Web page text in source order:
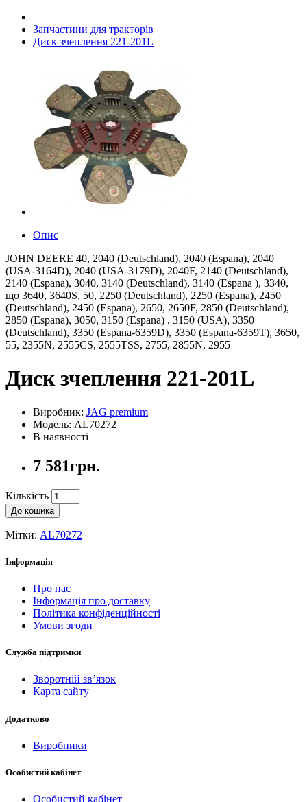
Запчастини для тракторів
Диск зчеплення 221-201L
Опис
JOHN DEERE 40, 2040 (Deutschland), 2040 (Espana), 2040
(USA-3164D), 2040 (USA-3179D), 2040F, 2140 (Deutschland),
2140 (Espana), 3040, 3140 (Deutschland), 3140 (Espana ), 3340,
що 3640, 3640S, 50, 2250 (Deutschland), 2250 (Espana), 2450
(Deutschland), 2450 (Espana), 2650, 2650F, 2850 (Deutschland),
2850 (Espana), 3050, 3150 (Espana) , 3150 (USA), 3350
(Deutschland), 3350 (Espana-6359D), 3350 (Espana-6359T), 3650,
55, 2355N, 2555CS, 2555TSS, 2755, 2855N, 2955
Диск зчеплення 221-201L
Виробник: JAG premium
Модель: AL70272
В наявності
7 581грн.
Кількість
До кошика
Мітки: AL70272
Інформація
Про нас
Інформація про доставку
Політика конфіденційності
Умови згоди
Служба підтримки
Зворотній зв’язок
Карта сайту
Додатково
Виробники
Особистий кабінет
Особистий кабінет